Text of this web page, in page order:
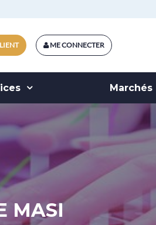
ME CONNECTER
Marchés
MASI